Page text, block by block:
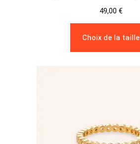
49,00 €
Choix de la taille